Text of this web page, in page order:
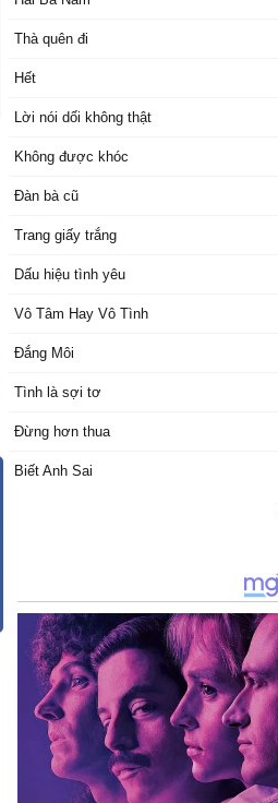
Thà quên đi
Hết
Lời nói dối không thật
Không được khóc
Đàn bà cũ
Trang giấy trắng
Dấu hiệu tình yêu
Vô Tâm Hay Vô Tình
Đắng Môi
Tình là sợi tơ
Đừng hơn thua
Biết Anh Sai